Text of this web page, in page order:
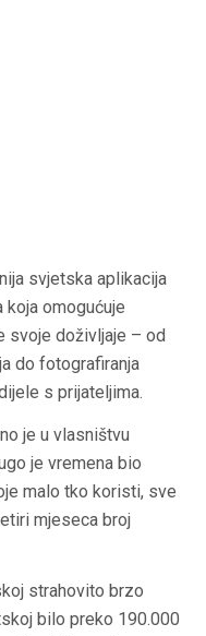
svjetska aplikacija
omogućuje
svoje doživljaje – od
do fotografiranja
s prijateljima.
je u vlasništvu
je vremena bio
malo tko koristi, sve
mjeseca broj
strahovito brzo
bilo preko 190.000